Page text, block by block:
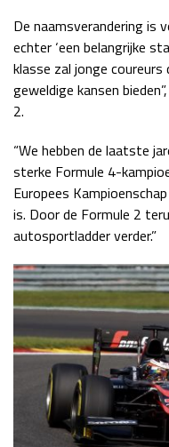
De naamsverandering is
echter ‘een belangrijke
klasse zal jonge coureurs
geweldige kansen
2.
“We hebben de laatste
sterke Formule 4-
Europees
is. Door de Formule 2
autosportladder verder.”